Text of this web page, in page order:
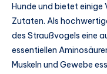
Hunde und bietet einige
Zutaten. Als
des Straußvogels eine
essentiellen
Muskeln und Gewebe